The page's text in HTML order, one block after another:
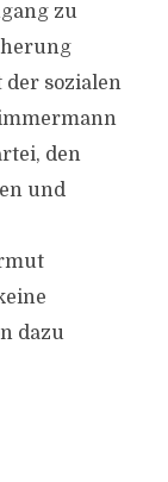
zu
sozialen
den
und
dazu